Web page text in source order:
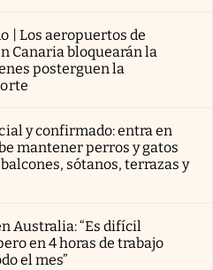
| Los aeropuertos de
Canaria bloquearán la
posterguen la
y confirmado: entra en
mantener perros y gatos
sótanos, terrazas y
Australia: “Es difícil
en 4 horas de trabajo
el mes”